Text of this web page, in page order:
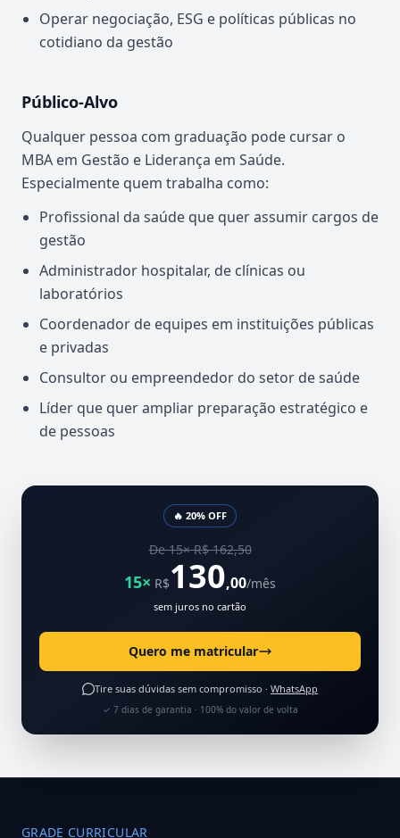
Operar negociação, ESG e políticas públicas no
cotidiano da gestão
Público-Alvo
Qualquer pessoa com graduação pode cursar o
MBA em Gestão e Liderança em Saúde.
Especialmente quem trabalha como:
Profissional da saúde que quer assumir cargos de
gestão
Administrador hospitalar, de clínicas ou
laboratórios
Coordenador de equipes em instituições públicas
e privadas
Consultor ou empreendedor do setor de saúde
Líder que quer ampliar preparação estratégico e
de pessoas
🔥 20% OFF
De 15× R$ 162,50
15× R$130,00/mês
sem juros no cartão
Quero me matricular
Tire suas dúvidas sem compromisso · WhatsApp
✓ 7 dias de garantia · 100% do valor de volta
GRADE CURRICULAR